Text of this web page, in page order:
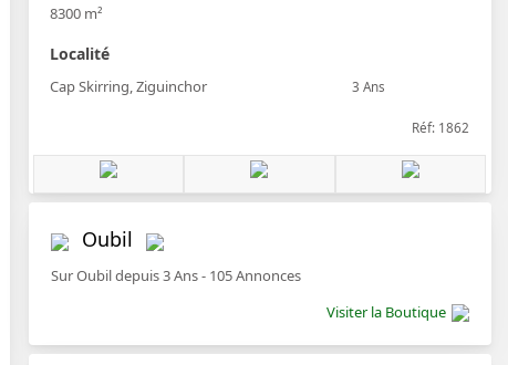
8300 m²
Localité
Cap Skirring, Ziguinchor 3 Ans
Réf: 1862
Oubil
Sur Oubil depuis 3 Ans - 105 Annonces
Visiter la Boutique